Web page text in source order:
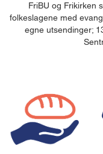
FriBU og Frikirken
folkeslagene med
egne utsendinger;